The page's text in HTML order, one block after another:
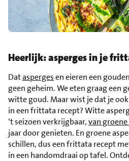
Heerlijk: asperges in je
Dataspergesen eieren een
geen geheim. We eten graag een
witte goud. Maar wist je dat je
in een frittata recept? Witte
‘t seizoen verkrijgbaar,van groene
jaar door genieten. En groene
schillen, dus een frittata recept
in een handomdraai op tafel.